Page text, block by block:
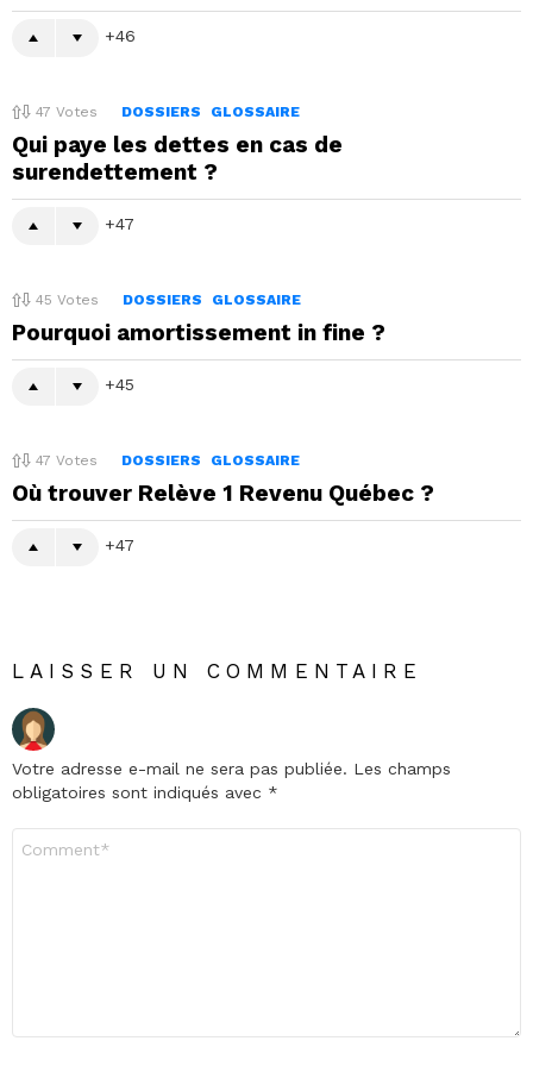
46
47 Votes DOSSIERS GLOSSAIRE
Qui paye les dettes en cas de
surendettement ?
47
45 Votes DOSSIERS GLOSSAIRE
Pourquoi amortissement in fine ?
45
47 Votes DOSSIERS GLOSSAIRE
Où trouver Relève 1 Revenu Québec ?
47
LAISSER UN COMMENTAIRE
Votre adresse e-mail ne sera pas publiée. Les champs
obligatoires sont indiqués avec *